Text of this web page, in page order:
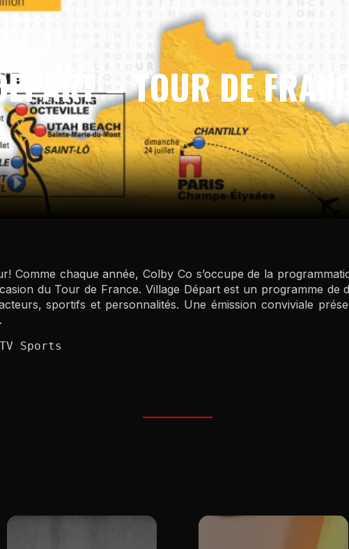
– TOUR DE FRANCE
Comme chaque année, Colby Co s’occupe de la
du Tour de France. Village Départ est un programme de
sportifs et personnalités. Une émission conviviale
Sports